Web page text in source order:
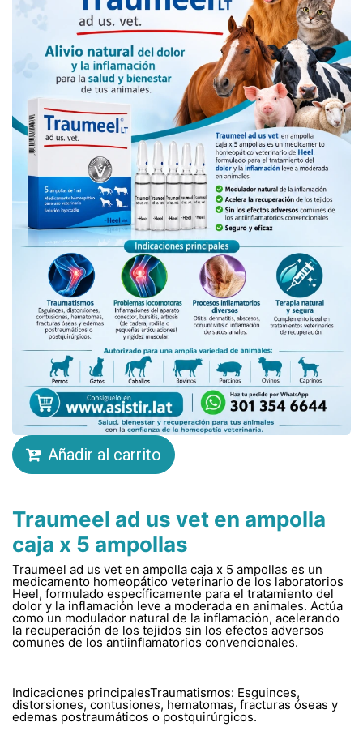
Añadir al carrito
Traumeel ad us vet en ampolla
caja x 5 ampollas
Traumeel ad us vet en ampolla caja x 5 ampollas es un
medicamento homeopático veterinario de los laboratorios
Heel, formulado específicamente para el tratamiento del
dolor y la inflamación leve a moderada en animales. Actúa
como un modulador natural de la inflamación, acelerando
la recuperación de los tejidos sin los efectos adversos
comunes de los antiinflamatorios convencionales.
Indicaciones principalesTraumatismos: Esguinces,
distorsiones, contusiones, hematomas, fracturas óseas y
edemas postraumáticos o postquirúrgicos.